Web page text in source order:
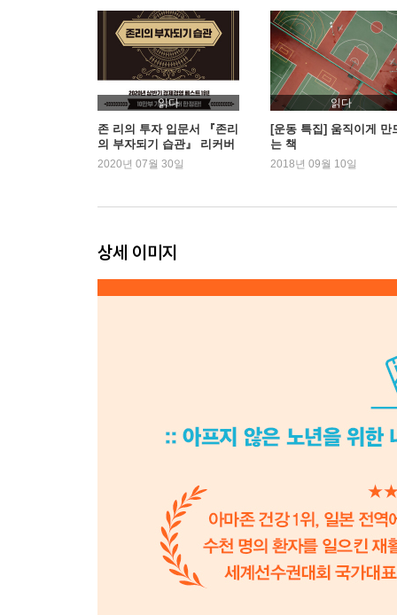
30~60대의 근력 향상 트레이닝
| 트레이닝 전후 스트레칭 | 대둔근 트레이닝 | 대
70대 이상의 근력 향상 트레이닝
| 트레이닝 전후 스트레칭 | 햄스트링 트레이닝 | 장
제3장 근육별 근력 회복 트레이닝
| 복근이 약해지는 이유 | 복근이 약해지면 나타나
| 흉근이 약해지는 이유 | 흉근이 약해지면 나타나
읽다
존 리의 투자 입문서 『존리
의 부자되기 습관』 리커버
한정판 1위
2020년 07월 30일
읽다
[운동 특집] 움직이게 만
는 책
2018년 09월 10일
상세 이미지